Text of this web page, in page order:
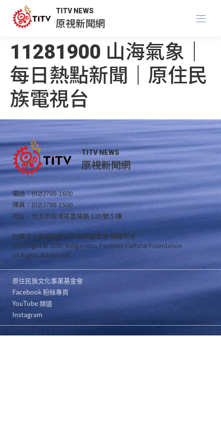
TITV NEWS
原視新聞網
11281900 山海氣象｜
每日熱點新聞｜原住民
族電視台
TITV NEWS
原視新聞網
電話：(02)2788-1600
傳真：(02)2788-1500
地址：台北市南港區重陽路 120 號 5 樓
財團法人原住民族文化事業基金會 版權所有
Copyright © 2021 Indigenous Peoples Cultural Foundation
All Rights Reserved .
原住民族文化事業基金會
Facebook 粉絲專頁
YouTube 頻道
Instagram